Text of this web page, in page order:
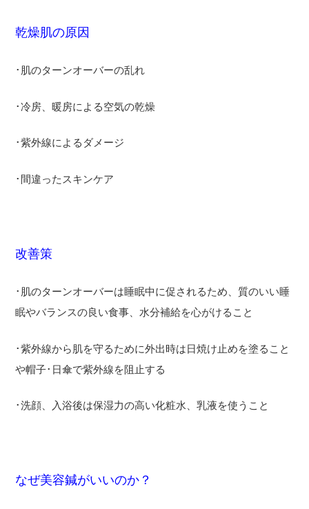
乾燥肌の原因
･肌のターンオーバーの乱れ
･冷房、暖房による空気の乾燥
･紫外線によるダメージ
･間違ったスキンケア
改善策
･肌のターンオーバーは睡眠中に促されるため、質のいい睡
眠やバランスの良い食事、水分補給を心がけること
･紫外線から肌を守るために外出時は日焼け止めを塗ること
や帽子･日傘で紫外線を阻止する
･洗顔、入浴後は保湿力の高い化粧水、乳液を使うこと
なぜ美容鍼がいいのか？